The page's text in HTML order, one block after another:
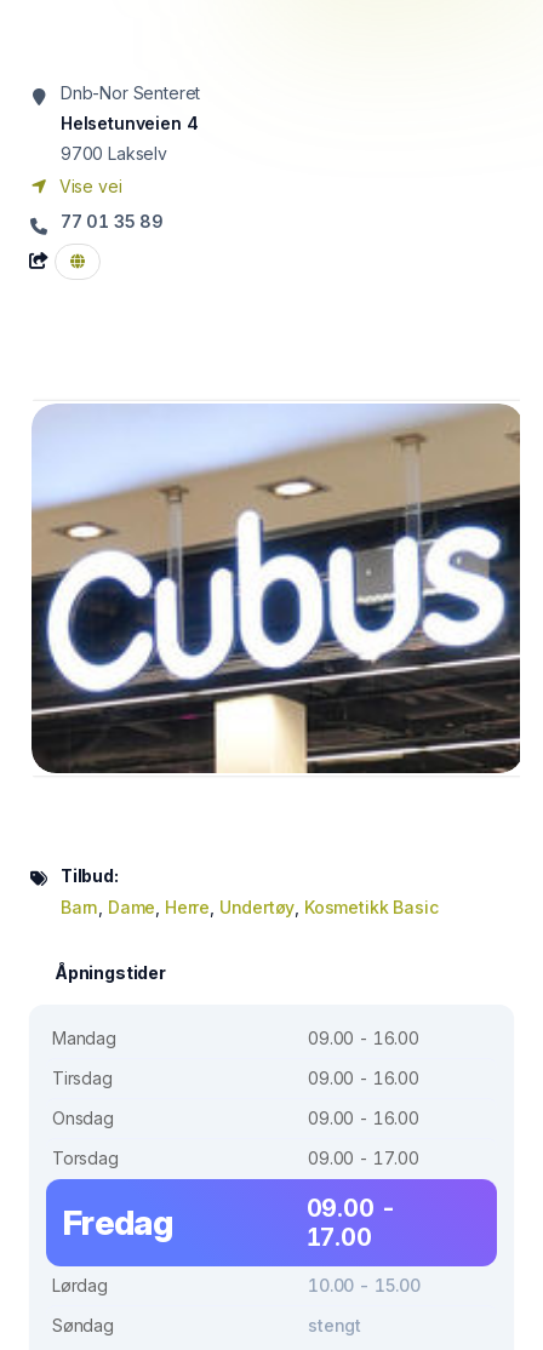
Dnb-Nor Senteret
Helsetunveien 4
9700 Lakselv
Vise vei
77 01 35 89
Tilbud:
Barn Dame Herre Undertøy Kosmetikk Basic
Åpningstider
Mandag
09.00 - 16.00
Tirsdag
09.00 - 16.00
Onsdag
09.00 - 16.00
Torsdag
09.00 - 17.00
Fredag
09.00 -
17.00
Lørdag
10.00 - 15.00
Søndag
stengt